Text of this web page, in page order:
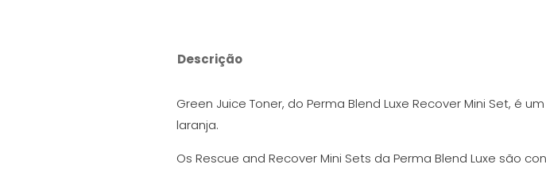
Descrição
Green Juice Toner, do Perma Blend Luxe Recover Mini Set, é
laranja.
Os Rescue and Recover Mini Sets da Perma Blend Luxe são